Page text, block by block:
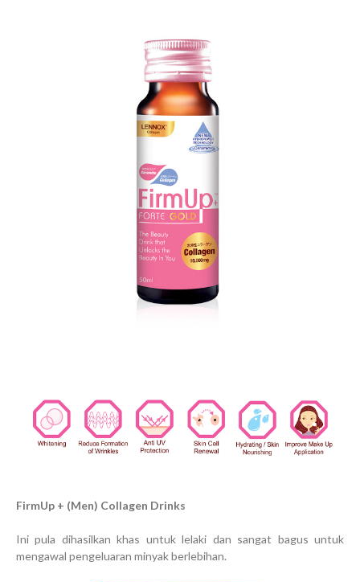
FirmUp + (Men) Collagen Drinks
Ini pula dihasilkan khas untuk lelaki dan sangat bagus untuk
mengawal pengeluaran minyak berlebihan.